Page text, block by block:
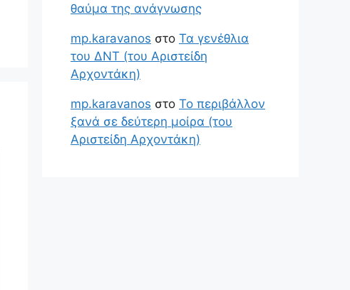
θαύμα της ανάγνωσης
mp.karavanos στο Τα γενέθλια
του ΔΝΤ (του Αριστείδη
Αρχοντάκη)
mp.karavanos στο Το περιβάλλον
ξανά σε δεύτερη μοίρα (του
Αριστείδη Αρχοντάκη)